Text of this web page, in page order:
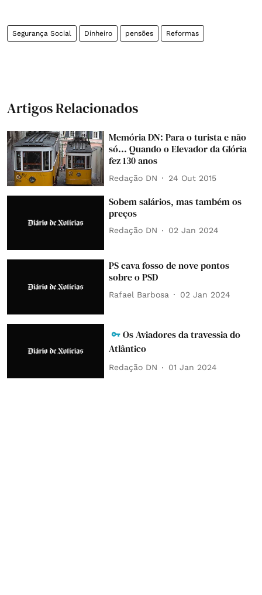
Segurança Social Dinheiro pensões Reformas
Artigos Relacionados
Memória DN: Para o turista e não
só... Quando o Elevador da Glória
fez 130 anos
Redação DN 24 Out 2015
Sobem salários, mas também os
preços
Redação DN 02 Jan 2024
PS cava fosso de nove pontos
sobre o PSD
Rafael Barbosa 02 Jan 2024
Os Aviadores da travessia do
Atlântico
Redação DN 01 Jan 2024